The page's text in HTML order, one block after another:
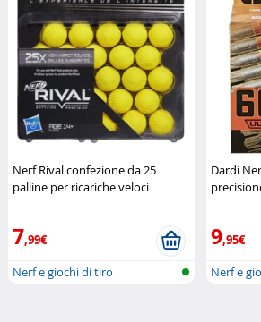
Nerf Rival confezione da 25
palline per ricariche veloci
7,99€
Nerf e giochi di tiro
Dardi
9,95€
Nerf e